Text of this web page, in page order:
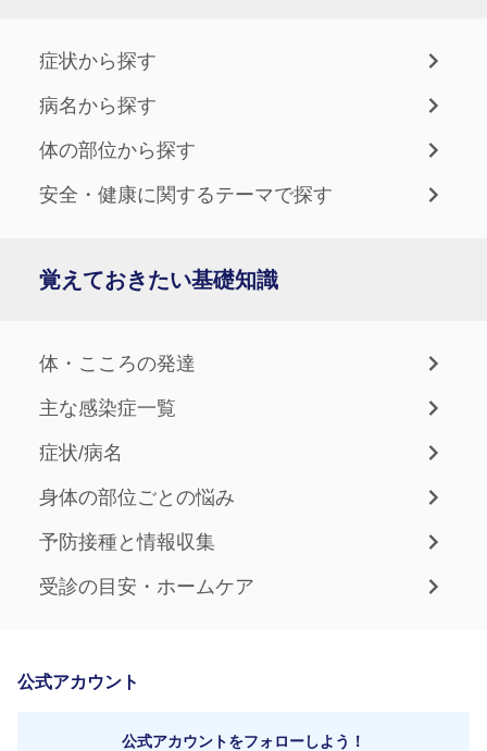
症状から探す
病名から探す
体の部位から探す
安全・健康に関するテーマで探す
覚えておきたい基礎知識
体・こころの発達
主な感染症一覧
症状/病名
身体の部位ごとの悩み
予防接種と情報収集
受診の目安・ホームケア
公式アカウント
公式アカウントをフォローしよう！